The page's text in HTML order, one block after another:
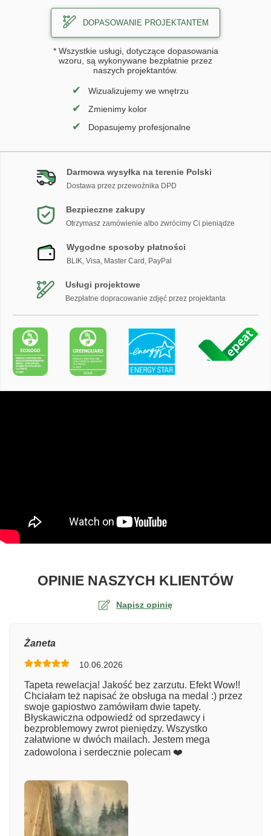
DOPASOWANIE PROJEKTANTEM
* Wszystkie usługi, dotyczące dopasowania
wzoru, są wykonywane bezpłatnie przez
naszych projektantów.
✔ Wizualizujemy we wnętrzu
✔ Zmienimy kolor
✔ Dopasujemy profesjonalne
Darmowa wysyłka na terenie Polski
Dostawa przez przewoźnika DPD
Bezpieczne zakupy
Otrzymasz zamówienie albo zwrócimy Ci pieniądze
Wygodne sposoby płatności
BLIK, Visa, Master Card, PayPal
Usługi projektowe
Bezpłatne dopracowanie zdjęć przez projektanta
OPINIE NASZYCH KLIENTÓWO
Napisz opinię
Numer zamówienia
Imię
Żaneta
10.06.2026
Tapeta rewelacja! Jakość bez zarzutu. Efekt Wow!!
Chciałam też napisać że obsługa na medal :) przez
swoje gapiostwo zamówiłam dwie tapety.
Błyskawiczna odpowiedź od sprzedawcy i
bezproblemowy zwrot pieniędzy. Wszystko
załatwione w dwóch mailach. Jestem mega
zadowolona i serdecznie polecam ❤️